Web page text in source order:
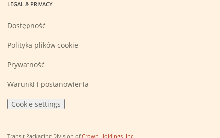
LEGAL & PRIVACY
Dostępność
Polityka plików cookie
Prywatność
Warunki i postanowienia
Cookie settings
Transit Packaging Division of Crown Holdings, Inc(Opens